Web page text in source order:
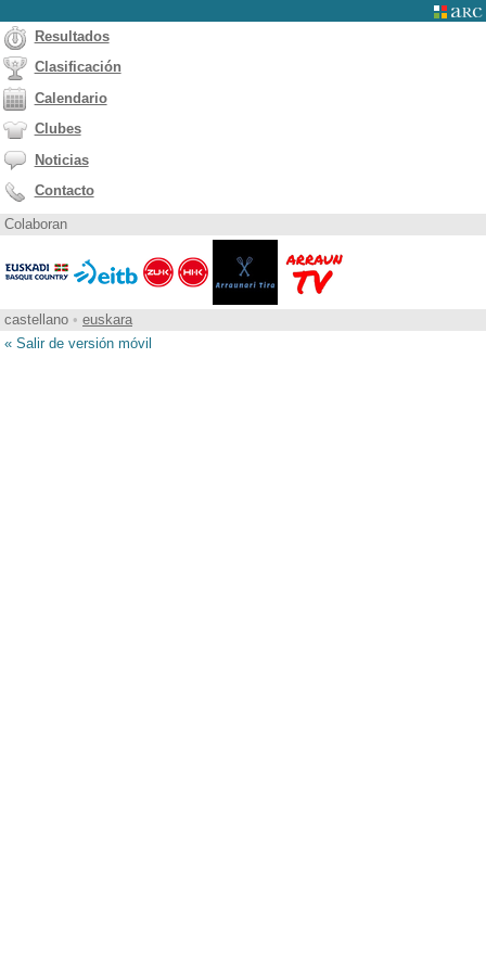
Resultados
Clasificación
Calendario
Clubes
Noticias
Contacto
Colaboran
castellano • euskara
« Salir de versión móvil